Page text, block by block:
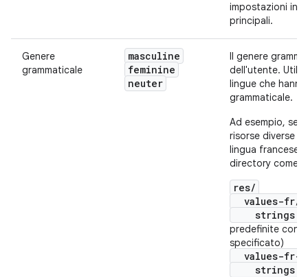
impostazioni
principali.
Genere
grammaticale
masculine
feminine
neuter
Il genere
dell'utente.
lingue che
grammaticale.
Ad esempio, se
risorse diverse
lingua francese,
directory come
res/
values-fr/
predefinite con
specificato)
values-fr-